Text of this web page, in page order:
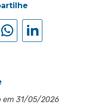
em 31/05/2026